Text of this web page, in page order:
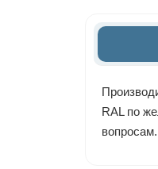
RAL по
вопросам.